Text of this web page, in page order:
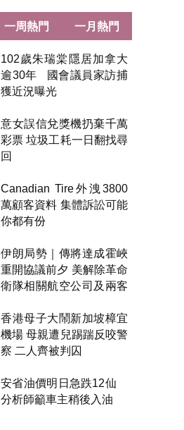
102歲朱瑞棠隱居加拿大
逾30年 國會議員家訪捕
獲近況曝光
意女誤信兌獎機扔棄千萬
彩票 垃圾工耗一日翻找尋
回
Canadian Tire外洩3800
萬顧客資料 集體訴訟可能
你都有份
伊朗局勢｜傳將達成霍峽
重開協議前夕 美解除革命
衛隊相關航空公司及兩客
香港母子大鬧新加坡樟宜
機場 母親遭兒踢踹反咬警
察 二人齊被判囚
安省油價明日急跌12仙
分析師籲車主稍後入油
一周熱門 一月熱門